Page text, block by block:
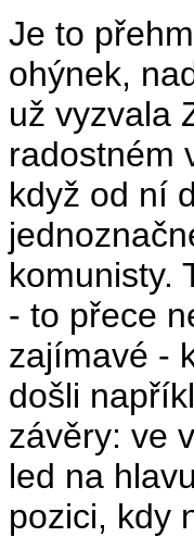
Je to
ohýnek,
už vyzvala
radostném
když od ní
komunisty.
- to přece
zajímavé -
došli
závěry: ve
led na
pozici, kdy